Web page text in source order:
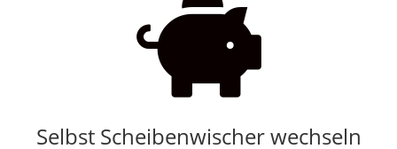

Selbst Scheibenwischer wechseln